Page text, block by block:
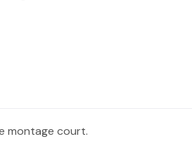
montage court.